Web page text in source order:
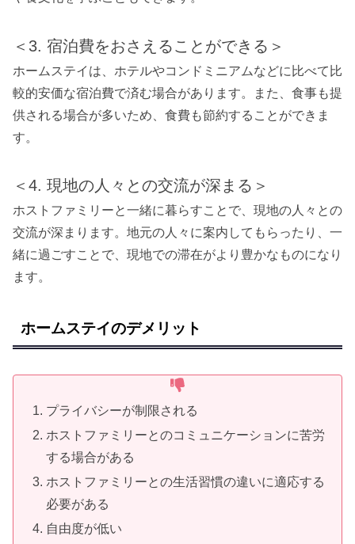
＜3. 宿泊費をおさえることができる＞
ホームステイは、ホテルやコンドミニアムなどに比べて比
較的安価な宿泊費で済む場合があります。また、食事も提
供される場合が多いため、食費も節約することができま
す。
＜4. 現地の人々との交流が深まる＞
ホストファミリーと一緒に暮らすことで、現地の人々との
交流が深まります。地元の人々に案内してもらったり、一
緒に過ごすことで、現地での滞在がより豊かなものになり
ます。
ホームステイのデメリット
プライバシーが制限される
ホストファミリーとのコミュニケーションに苦労
する場合がある
ホストファミリーとの生活習慣の違いに適応する
必要がある
自由度が低い